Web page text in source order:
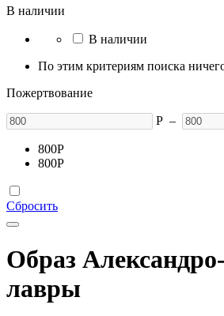
В наличии
В наличии
По этим критериям поиска
Пожертвование
Р –
800Р
800Р
Сбросить
Образ
лавры